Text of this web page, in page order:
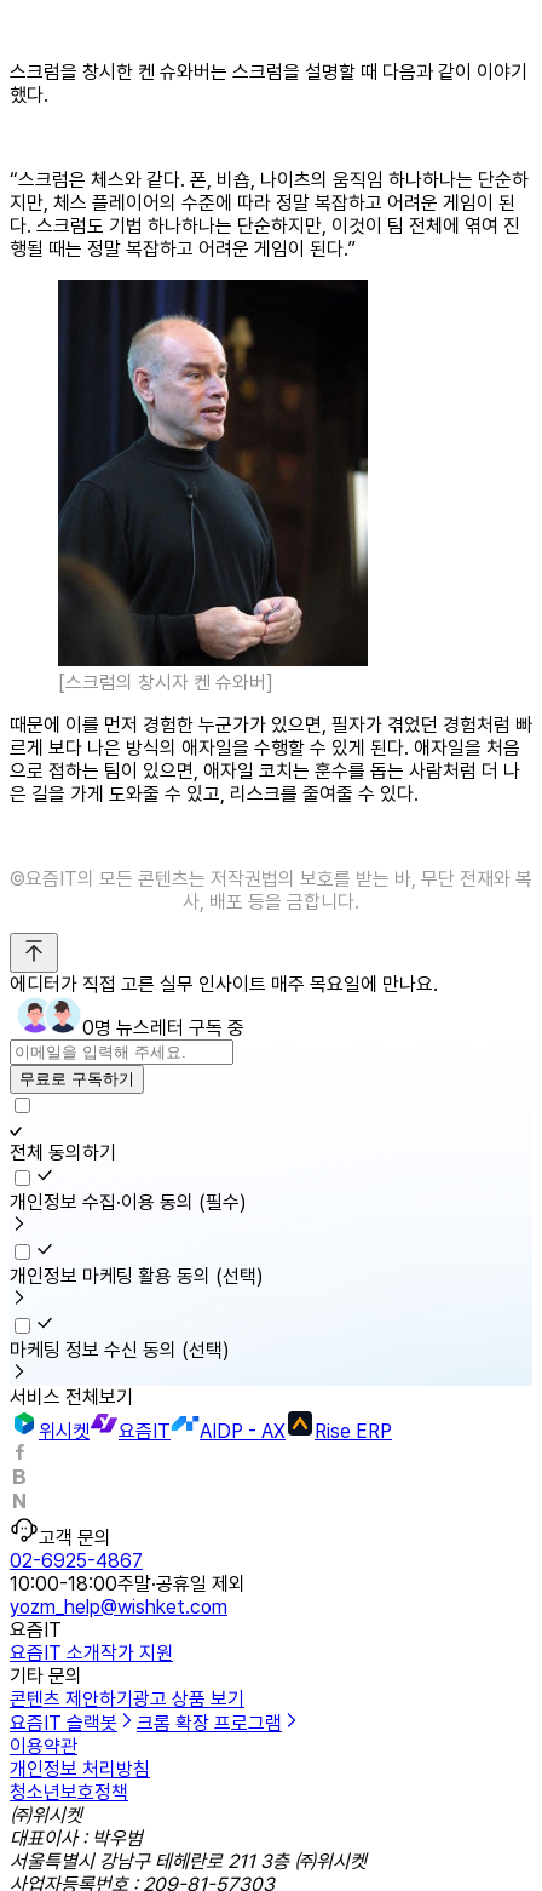
스크럼을 창시한 켄 슈와버는 스크럼을 설명할 때 다음과 같이 이야기
했다.
“스크럼은 체스와 같다. 폰, 비숍, 나이츠의 움직임 하나하나는 단순하
지만, 체스 플레이어의 수준에 따라 정말 복잡하고 어려운 게임이 된
다. 스크럼도 기법 하나하나는 단순하지만, 이것이 팀 전체에 엮여 진
행될 때는 정말 복잡하고 어려운 게임이 된다.”
[스크럼의 창시자 켄 슈와버]
때문에 이를 먼저 경험한 누군가가 있으면, 필자가 겪었던 경험처럼 빠
르게 보다 나은 방식의 애자일을 수행할 수 있게 된다. 애자일을 처음
으로 접하는 팀이 있으면, 애자일 코치는 훈수를 돕는 사람처럼 더 나
은 길을 가게 도와줄 수 있고, 리스크를 줄여줄 수 있다.
©️요즘IT의 모든 콘텐츠는 저작권법의 보호를 받는 바, 무단 전재와 복
사, 배포 등을 금합니다.
에디터가 직접 고른 실무 인사이트 매주 목요일에 만나요.
0명 뉴스레터 구독 중
무료로 구독하기
전체 동의하기
개인정보 수집·이용 동의 (필수)
개인정보 마케팅 활용 동의 (선택)
마케팅 정보 수신 동의 (선택)
서비스 전체보기
위시켓
요즘IT AIDP - AX Rise ERP
고객 문의
02-6925-4867
10:00-18:00주말·공휴일 제외
yozm_help@wishket.com
요즘IT
요즘IT 소개작가 지원
기타 문의
콘텐츠 제안하기광고 상품 보기
요즘IT 슬랙봇
크롬 확장 프로그램
이용약관
개인정보 처리방침
청소년보호정책
㈜위시켓
대표이사 : 박우범
서울특별시 강남구 테헤란로 211 3층 ㈜위시켓
사업자등록번호 : 209-81-57303